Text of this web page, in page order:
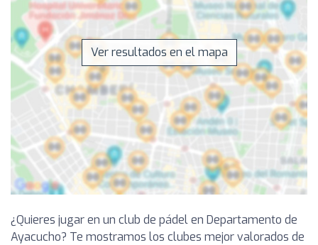
Ver resultados en el mapa
¿Quieres jugar en un club de pádel en Departamento de
Ayacucho? Te mostramos los clubes mejor valorados de